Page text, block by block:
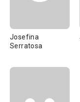
Josefina
Serratosa